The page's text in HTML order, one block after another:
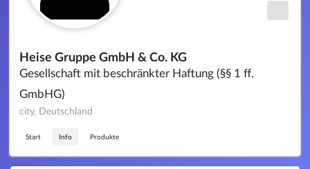
Heise Gruppe GmbH & Co. KG
Gesellschaft mit beschränkter Haftung (§§ 1 ff.
GmbHG)
city, Deutschland
Start Info Produkte